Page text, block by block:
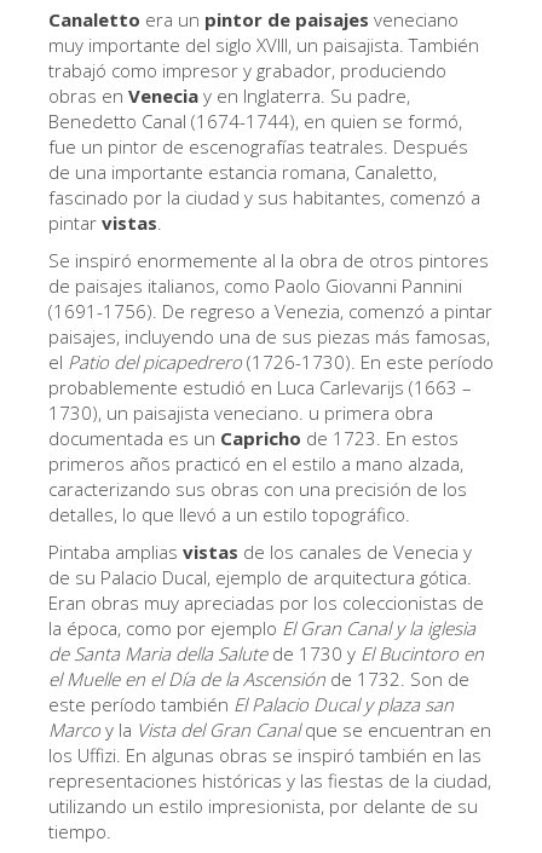
Visita virtual
Las obras
Las salas
Los Artistas
Las nuevas salas
Otros Museos
Museo del Bargello
Galería de la Academia
Galería Palatina
Capillas de los Medici
Museo de San Marcos
Museo Arqueológico
El Taller de las Piedras Duras
Museo Galileo
Jardín de Boboli
La Torre de Arnolfo
Corredor de Vasari
Palazzo Vecchio
Santa Maria Novella
Canaletto era un pintor de paisajes veneciano
muy importante del siglo XVIII, un paisajista. También
trabajó como impresor y grabador, produciendo
obras en Venecia y en Inglaterra. Su padre,
Benedetto Canal (1674-1744), en quien se formó,
fue un pintor de escenografías teatrales. Después
de una importante estancia romana, Canaletto,
fascinado por la ciudad y sus habitantes, comenzó a
pintar vistas.
Se inspiró enormemente al la obra de otros pintores
de paisajes italianos, como Paolo Giovanni Pannini
(1691-1756). De regreso a Venezia, comenzó a pintar
paisajes, incluyendo una de sus piezas más famosas,
el Patio del picapedrero (1726-1730). En este período
probablemente estudió en Luca Carlevarijs (1663 –
1730), un paisajista veneciano. u primera obra
documentada es un Capricho de 1723. En estos
primeros años practicó en el estilo a mano alzada,
caracterizando sus obras con una precisión de los
detalles, lo que llevó a un estilo topográfico.
Pintaba amplias vistas de los canales de Venecia y
de su Palacio Ducal, ejemplo de arquitectura gótica.
Eran obras muy apreciadas por los coleccionistas de
la época, como por ejemplo El Gran Canal y la iglesia
de Santa Maria della Salute de 1730 y El Bucintoro en
el Muelle en el Día de la Ascensión de 1732. Son de
este período también El Palacio Ducal y plaza san
Marco y la Vista del Gran Canal que se encuentran en
los Uffizi. En algunas obras se inspiró también en las
representaciones históricas y las fiestas de la ciudad,
utilizando un estilo impresionista, por delante de su
tiempo.